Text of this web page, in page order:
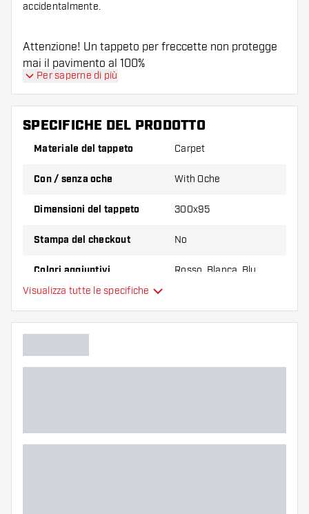
accidentalmente.
Attenzione! Un tappeto per freccette non protegge
mai il pavimento al 100%
Per saperne di più
SPECIFICHE DEL PRODOTTO
Materiale del tappeto Carpet
Con / senza oche With Oche
Dimensioni del tappeto 300x95
Stampa del checkout No
Colori aggiuntivi Rosso, Blanca, Blu
Visualizza tutte le specifiche